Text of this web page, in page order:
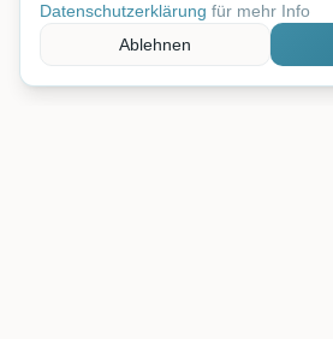
Datenschutzerklärung für mehr Info
Ablehnen